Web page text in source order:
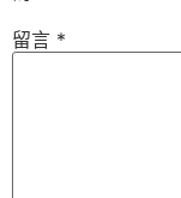
留言 *